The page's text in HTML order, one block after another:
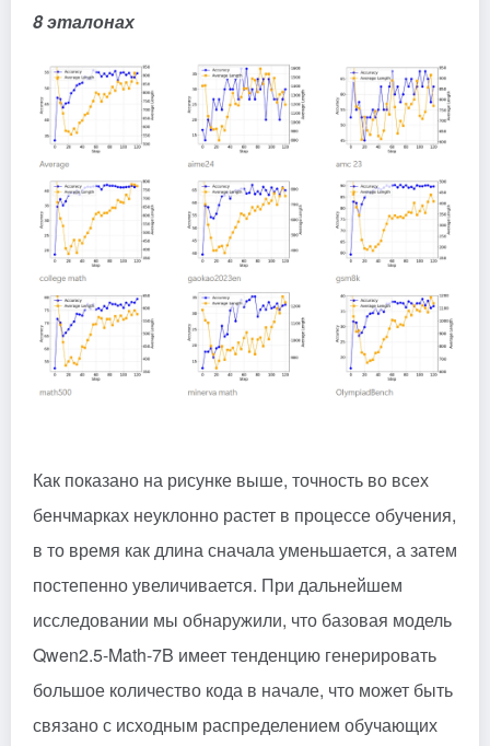
8 эталонах
Как показано на рисунке выше, точность во всех
бенчмарках неуклонно растет в процессе обучения,
в то время как длина сначала уменьшается, а затем
постепенно увеличивается. При дальнейшем
исследовании мы обнаружили, что базовая модель
Qwen2.5-Math-7B имеет тенденцию генерировать
большое количество кода в начале, что может быть
связано с исходным распределением обучающих